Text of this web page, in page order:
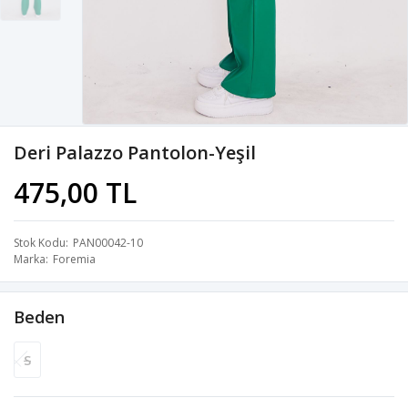
Deri Palazzo Pantolon-Yeşil
475,00 TL
Stok Kodu PAN00042-10
Marka Foremia
Beden
S